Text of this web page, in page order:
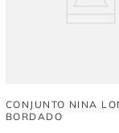
CONJUNTO NINA
BORDADO